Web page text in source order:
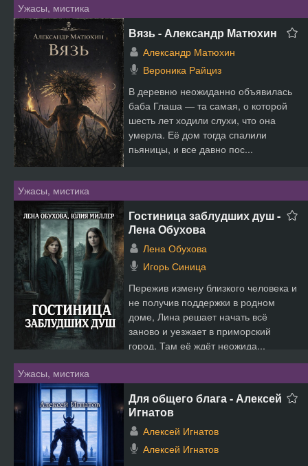
Ужасы, мистика
Вязь - Александр Матюхин
Александр Матюхин
Вероника Райциз
В деревню неожиданно объявилась
баба Глаша — та самая, о которой
шесть лет ходили слухи, что она
умерла. Её дом тогда спалили
пьяницы, и все давно пос...
Ужасы, мистика
Гостиница заблудших душ -
Лена Обухова
Лена Обухова
Игорь Синица
Пережив измену близкого человека и
не получив поддержки в родном
доме, Лина решает начать всё
заново и уезжает в приморский
город. Там её ждёт неожида...
Ужасы, мистика
Для общего блага - Алексей
Игнатов
Алексей Игнатов
Алексей Игнатов